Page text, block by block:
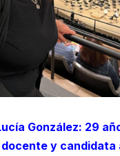
González: 29
y candidata